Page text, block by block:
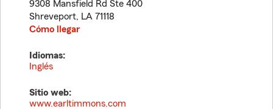
9308 Mansfield Rd Ste 400
Shreveport, LA 71118
Cómo llegar
Idiomas:
Inglés
Sitio web:
www.earltimmons.com